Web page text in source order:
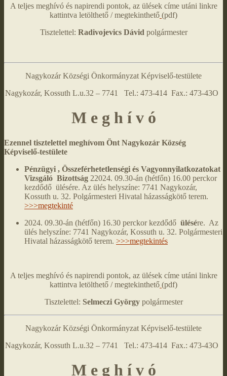
A teljes meghívó és napirendi pontok, az ülések címe utáni linkre
kattintva letölthető / megtekinthető (pdf)
Tisztelettel: Radivojevics Dávid polgármester
Nagykozár Községi Önkormányzat Képviselő-testülete
Nagykozár, Kossuth L.u.32 – 7741 Tel.: 473-414 Fax.: 473-43O
M e g h í v ó
Ezennel tisztelettel meghívom Önt Nagykozár Község
Képviselő-testülete
Pénzügyi , Összeférhetetlenségi és Vagyonnyilatkozatokat
Vizsgáló Bizottság 22024. 09.30-án (hétfőn) 16.00 perckor
kezdődő ülésére. Az ülés helyszíne: 7741 Nagykozár,
Kossuth u. 32. Polgármesteri Hivatal házasságkötő terem.
>>>megtekinté
2024. 09.30-án (hétfőn) 16.30 perckor kezdődő ülésére. Az
ülés helyszíne: 7741 Nagykozár, Kossuth u. 32. Polgármesteri
Hivatal házasságkötő terem. >>>megtekintés
A teljes meghívó és napirendi pontok, az ülések címe utáni linkre
kattintva letölthető / megtekinthető (pdf)
Tisztelettel: Selmeczi Györgypolgármester
Nagykozár Községi Önkormányzat Képviselő-testülete
Nagykozár, Kossuth L.u.32 – 7741 Tel.: 473-414 Fax.: 473-43O
M e g h í v ó